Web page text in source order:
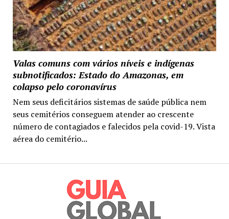
Valas comuns com vários níveis e indígenas
subnotificados: Estado do Amazonas, em
colapso pelo coronavírus
Nem seus deficitários sistemas de saúde pública nem
seus cemitérios conseguem atender ao crescente
número de contagiados e falecidos pela covid-19. Vista
aérea do cemitério...